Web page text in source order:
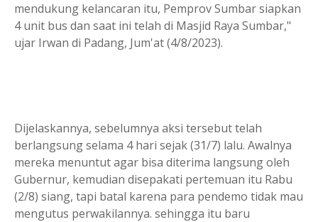
mendukung kelancaran itu, Pemprov Sumbar siapkan
4 unit bus dan saat ini telah di Masjid Raya Sumbar,"
ujar Irwan di Padang, Jum'at (4/8/2023).
Dijelaskannya, sebelumnya aksi tersebut telah
berlangsung selama 4 hari sejak (31/7) lalu. Awalnya
mereka menuntut agar bisa diterima langsung oleh
Gubernur, kemudian disepakati pertemuan itu Rabu
(2/8) siang, tapi batal karena para pendemo tidak mau
mengutus perwakilannya. sehingga itu baru